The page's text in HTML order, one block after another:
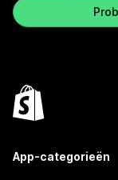
App-categorieën